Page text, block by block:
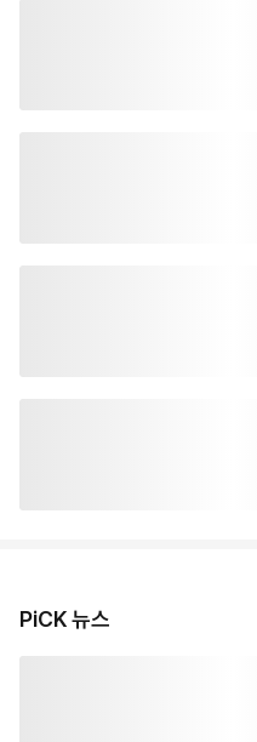
PiCK 뉴스